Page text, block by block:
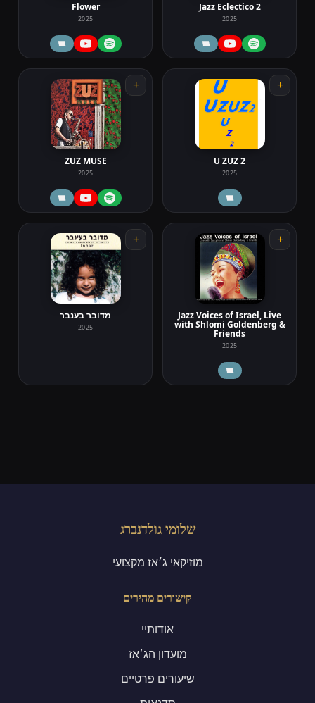
Jazz Eclectico 2
2025
Flower
2025
+
U ZUZ 2
2025
+
ZUZ MUSE
2025
+
Jazz Voices of Israel, Live
with Shlomi Goldenberg &
Friends
2025
+
מדובר בענבר
2025
שלומי גולדנברג
מוזיקאי ג׳אז מקצועי
קישורים מהירים
אודותיי
מועדון הג׳אז
שיעורים פרטיים